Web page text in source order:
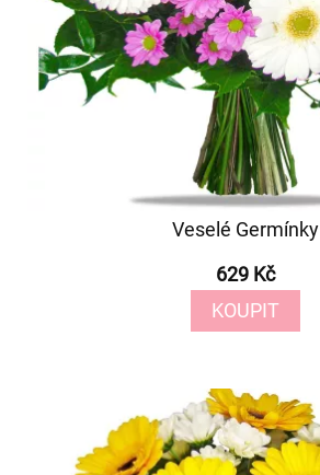
Veselé Germínky
629 Kč
KOUPIT